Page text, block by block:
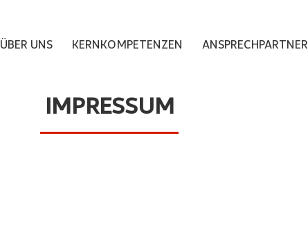
ÜBER UNS KERNKOMPETENZEN ANSPRECHPARTNER
IMPRESSUM